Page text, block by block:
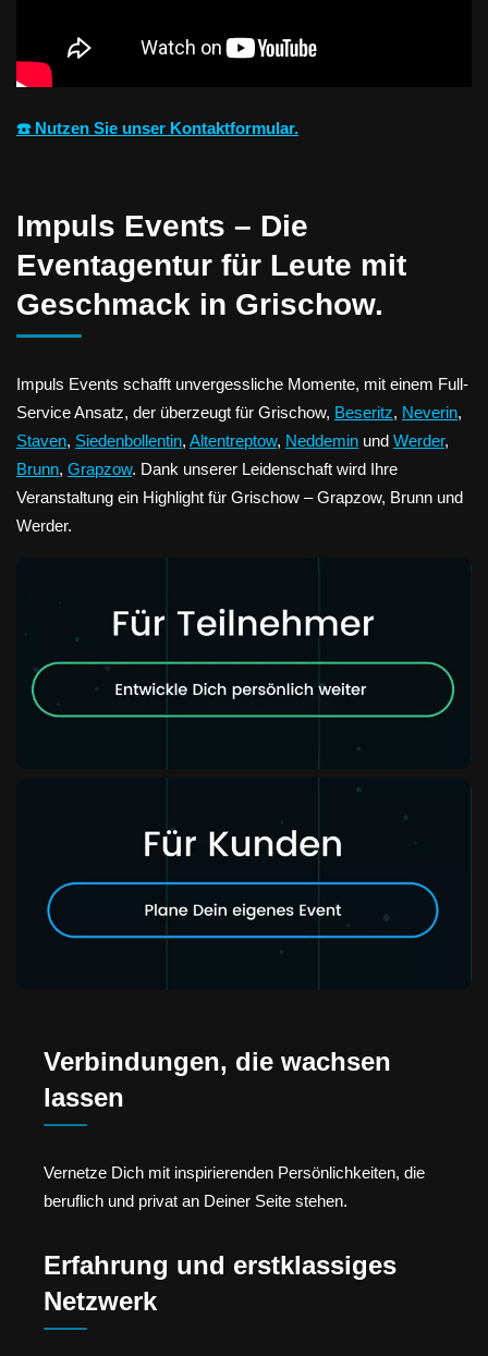
☎️ Nutzen Sie unser Kontaktformular.
Impuls Events – Die
Eventagentur für Leute mit
Geschmack in Grischow.
Impuls Events schafft unvergessliche Momente, mit einem Full-
Service Ansatz, der überzeugt für Grischow, Beseritz, Neverin,
Staven, Siedenbollentin, Altentreptow, Neddemin und Werder,
Brunn, Grapzow. Dank unserer Leidenschaft wird Ihre
Veranstaltung ein Highlight für Grischow – Grapzow, Brunn und
Werder.
Verbindungen, die wachsen
lassen
Vernetze Dich mit inspirierenden Persönlichkeiten, die
beruflich und privat an Deiner Seite stehen.
Erfahrung und erstklassiges
Netzwerk